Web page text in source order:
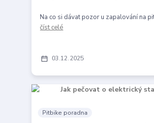
03 12 2025
Na co si dávat pozor u zapalování na
číst celé
Pitbike poradna